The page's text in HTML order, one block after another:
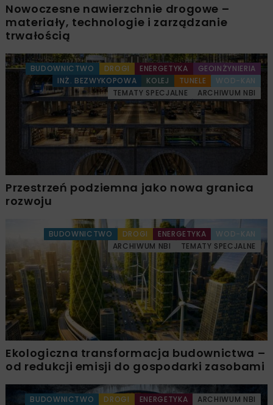
Nowoczesne nawierzchnie drogowe –
materiały, technologie i zarządzanie
trwałością
BUDOWNICTWO DROGI ENERGETYKA
GEOINŻYNIERIA
INŻ. BEZWYKOPOWA
KOLEJ TUNELE
WOD-KAN
TEMATY SPECJALNE
ARCHIWUM NBI
Przestrzeń podziemna jako nowa granica
rozwoju
BUDOWNICTWO DROGI ENERGETYKA
WOD-KAN
ARCHIWUM NBI
TEMATY SPECJALNE
Ekologiczna transformacja budownictwa –
od redukcji emisji do gospodarki zasobami
BUDOWNICTWO DROGI ENERGETYKA
ARCHIWUM NBI